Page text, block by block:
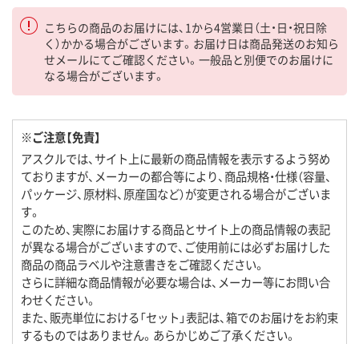
こちらの商品のお届けには、1から4営業日（土・日・祝日除
く）かかる場合がございます。お届け日は商品発送のお知ら
せメールにてご確認ください。一般品と別便でのお届けに
なる場合がございます。
※ご注意【免責】
アスクルでは、サイト上に最新の商品情報を表示するよう努め
ておりますが、メーカーの都合等により、商品規格・仕様（容量、
パッケージ、原材料、原産国など）が変更される場合がございま
す。
このため、実際にお届けする商品とサイト上の商品情報の表記
が異なる場合がございますので、ご使用前には必ずお届けした
商品の商品ラベルや注意書きをご確認ください。
さらに詳細な商品情報が必要な場合は、メーカー等にお問い合
わせください。
また、販売単位における「セット」表記は、箱でのお届けをお約束
するものではありません。あらかじめご了承ください。